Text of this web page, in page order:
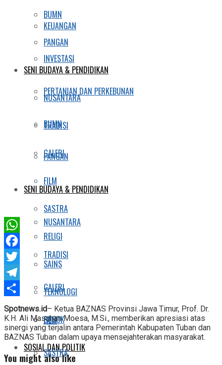
BUMN
PANGAN
SENI BUDAYA & PENDIDIKAN
NUSANTARA
TRADISI
GALERI
FILM
SASTRA
RELIGI
SAINS
TEKNOLOGI
SOSOK
SOSIAL DAN POLITIK
KEUANGAN
INVESTASI
PERTANIAN DAN PERKEBUNAN
BUMN
PANGAN
SENI BUDAYA & PENDIDIKAN
NUSANTARA
TRADISI
GALERI
FILM
SASTRA
WhatsApp
Facebook
Twitter
Telegram
Share
Spotnews.id– Ketua BAZNAS Provinsi Jawa Timur, Prof. Dr.
K.H. Ali Maschan Moesa, M.Si., memberikan apresiasi atas
sinergi yang terjalin antara Pemerintah Kabupaten Tuban dan
BAZNAS Tuban dalam upaya mensejahterakan masyarakat.
You might also like